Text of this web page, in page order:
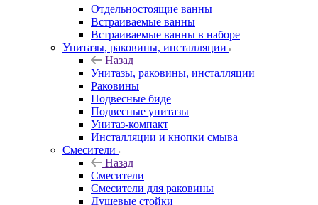
Отдельностоящие ванны
Встраиваемые ванны
Встраиваемые ванны в наборе
Унитазы, раковины, инсталляции
Назад
Унитазы, раковины, инсталляции
Раковины
Подвесные биде
Подвесные унитазы
Унитаз-компакт
Инсталляции и кнопки смыва
Смесители
Назад
Смесители
Смесители для раковины
Душевые стойки